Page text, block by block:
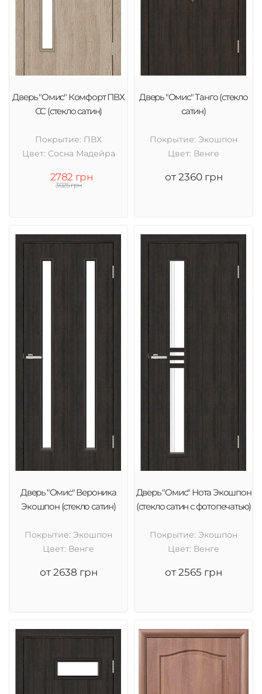
Дверь "Омис" Комфорт ПВХ
СС (стекло сатин)
Покрытие: ПВХ
Цвет: Cосна Мадейра
2782 грн
3025 грн
Дверь "Омис" Танго (стекло
сатин)
Покрытие: Экошпон
Цвет: Венге
от 2360 грн
Дверь "Омис" Вероника
Экошпон (стекло сатин)
Покрытие: Экошпон
Цвет: Венге
от 2638 грн
Дверь "Омис" Нота Экошпон
(стекло сатин с фотопечатью)
Покрытие: Экошпон
Цвет: Венге
от 2565 грн